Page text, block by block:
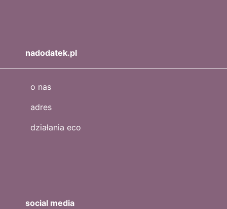
nadodatek.pl
o nas
adres
działania eco
social media